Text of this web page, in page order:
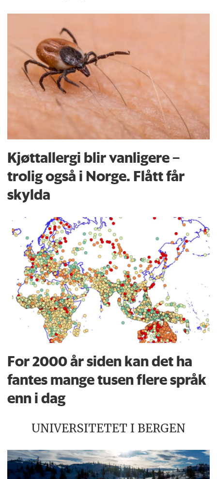
Kjøttallergi blir vanligere –
trolig også i Norge. Flått får
skylda
For 2000 år siden kan det ha
fantes mange tusen flere språk
enn i dag
UNIVERSITETET I BERGEN